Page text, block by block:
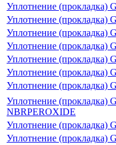
Уплотнение (прокладка)
Уплотнение (прокладка)
Уплотнение (прокладка)
Уплотнение (прокладка)
Уплотнение (прокладка)
Уплотнение (прокладка)
Уплотнение (прокладка)
Уплотнение (прокладка)
NBRPEROXIDE
Уплотнение (прокладка)
Уплотнение (прокладка)